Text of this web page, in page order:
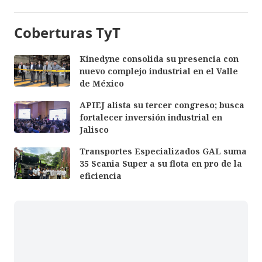
Coberturas TyT
Kinedyne consolida su presencia con
nuevo complejo industrial en el Valle
de México
APIEJ alista su tercer congreso; busca
fortalecer inversión industrial en
Jalisco
Transportes Especializados GAL suma
35 Scania Super a su flota en pro de la
eficiencia